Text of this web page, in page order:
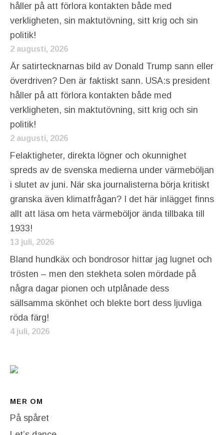
håller på att förlora kontakten både med
verkligheten, sin maktutövning, sitt krig och sin
politik!
2 augusti, 2026
Är satirtecknarnas bild av Donald Trump sann eller
överdriven? Den är faktiskt sann. USA:s president
håller på att förlora kontakten både med
verkligheten, sin maktutövning, sitt krig och sin
politik!
2 augusti, 2026
Felaktigheter, direkta lögner och okunnighet
spreds av de svenska medierna under värmeböljan
i slutet av juni. När ska journalisterna börja kritiskt
granska även klimatfrågan? I det här inlägget finns
allt att läsa om heta värmeböljor ända tillbaka till
1933!
13 juli, 2026
Bland hundkäx och bondrosor hittar jag lugnet och
trösten – men den stekheta solen mördade på
några dagar pionen och utplånade dess
sällsamma skönhet och blekte bort dess ljuvliga
röda färg!
4 juli, 2026
MER OM
På spåret